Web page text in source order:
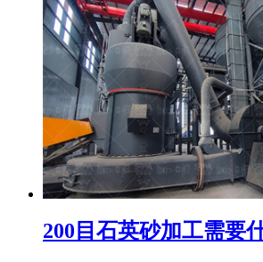
200目石英砂加工需要